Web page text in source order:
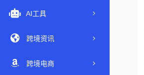
AI工具
跨境资讯
跨境电商